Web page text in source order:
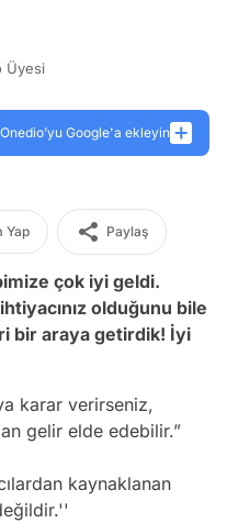
Üyesi
Onedio’yu Google'a ekleyin
Yap Paylaş
çok iyi geldi.
olduğunu bile
bir araya getirdik! İyi
karar verirseniz,
gelir elde edebilir.”
kaynaklanan